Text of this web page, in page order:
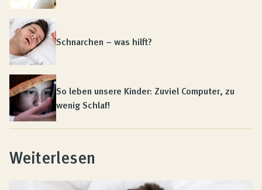
Schnarchen – was hilft?
So leben unsere Kinder: Zuviel Computer, zu
wenig Schlaf!
Weiterlesen